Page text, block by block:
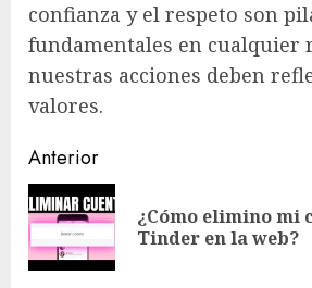
confianza y el respeto son
fundamentales en cualquier
nuestras acciones deben
valores.
Navegación
de
entradas
Anterior
¿Cómo elimino mi
Tinder en la web?